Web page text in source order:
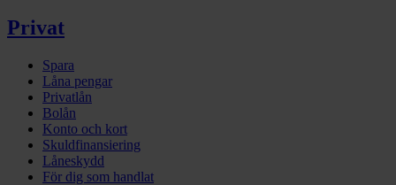
Privat
Spara
Låna pengar
Privatlån
Bolån
Konto och kort
Skuldfinansiering
Låneskydd
För dig som handlat